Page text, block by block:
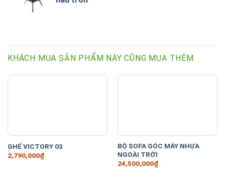
KHÁCH MUA SẢN PHẨM NÀY CŨNG MUA THÊM
GHẾ VICTORY 03
2,790,000₫
BỘ SOFA GÓC MÂY NHỰA
NGOÀI TRỜI
24,500,000₫